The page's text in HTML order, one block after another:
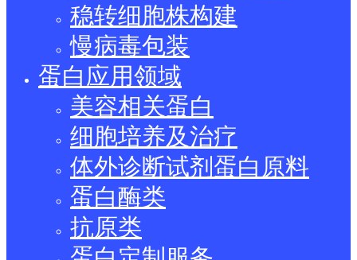
稳转细胞株构建
慢病毒包装
蛋白应用领域
美容相关蛋白
细胞培养及治疗
体外诊断试剂蛋白原料
蛋白酶类
抗原类